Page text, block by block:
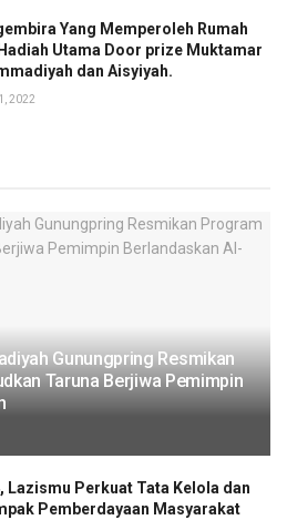
Yang Memperoleh Rumah
Utama Door prize Muktamar
dan Aisyiyah.
2022
Gunungpring Resmikan
Taruna Berjiwa Pemimpin
Lazismu Perkuat Tata Kelola dan
Pemberdayaan Masyarakat